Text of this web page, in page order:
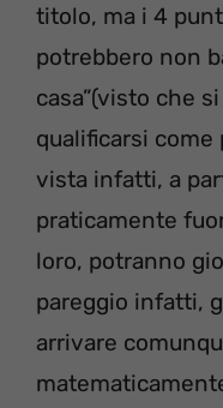
titolo, ma i 4
potrebbero non
casa”(visto che
qualificarsi come
vista infatti, a
praticamente
loro, potranno
pareggio infatti,
arrivare